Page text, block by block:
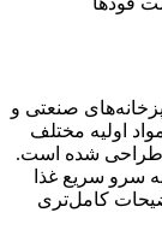
صنعتی و
اولیه مختلف
طراحی شده است.
سرو سریع غذا
کامل‌تری